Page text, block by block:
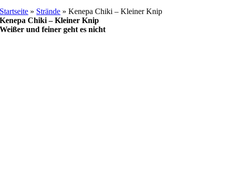
Startseite » Strände »Kenepa Chiki – Kleiner Knip
Kenepa Chiki – Kleiner Knip
Weißer und feiner geht es nicht